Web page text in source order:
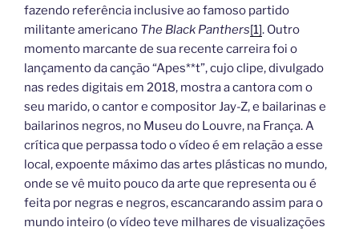
fazendo referência inclusive ao famoso partido
militante americano The Black Panthers[1]. Outro
momento marcante de sua recente carreira foi o
lançamento da canção “Apes**t”, cujo clipe, divulgado
nas redes digitais em 2018, mostra a cantora com o
seu marido, o cantor e compositor Jay-Z, e bailarinas e
bailarinos negros, no Museu do Louvre, na França. A
crítica que perpassa todo o vídeo é em relação a esse
local, expoente máximo das artes plásticas no mundo,
onde se vê muito pouco da arte que representa ou é
feita por negras e negros, escancarando assim para o
mundo inteiro (o vídeo teve milhares de visualizações